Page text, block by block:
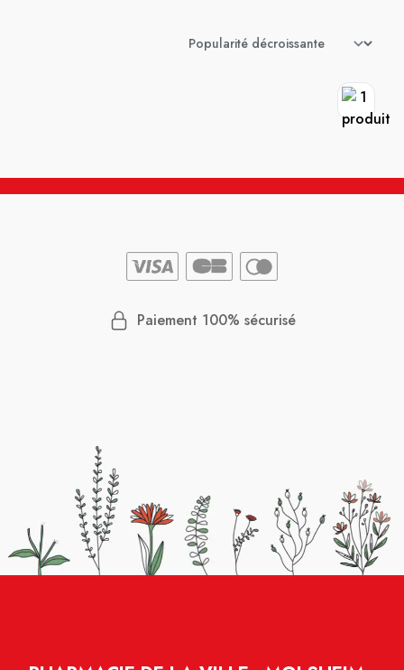
Paiement 100% sécurisé